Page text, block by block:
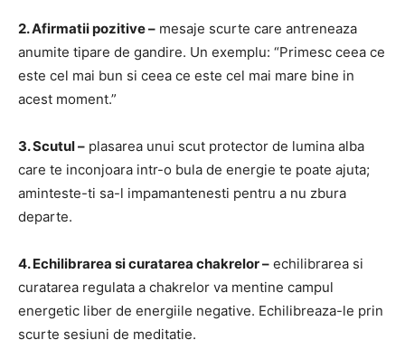
2. Afirmatii pozitive – mesaje scurte care antreneaza
anumite tipare de gandire. Un exemplu: “Primesc ceea ce
este cel mai bun si ceea ce este cel mai mare bine in
acest moment.”
3. Scutul – plasarea unui scut protector de lumina alba
care te inconjoara intr-o bula de energie te poate ajuta;
aminteste-ti sa-l impamantenesti pentru a nu zbura
departe.
4. Echilibrarea si curatarea chakrelor – echilibrarea si
curatarea regulata a chakrelor va mentine campul
energetic liber de energiile negative. Echilibreaza-le prin
scurte sesiuni de meditatie.